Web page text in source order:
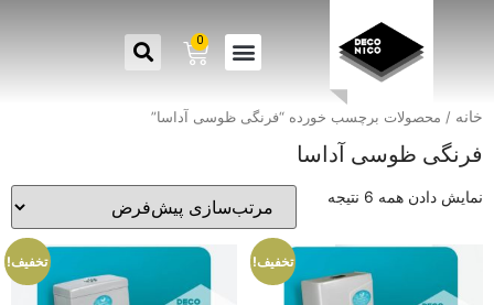
0
خانه / محصولات برچسب خورده “فرنگی ظوسی آداسا”
فرنگی ظوسی آداسا
نمایش دادن همه 6 نتیجه
تخفیف! تخفیف!